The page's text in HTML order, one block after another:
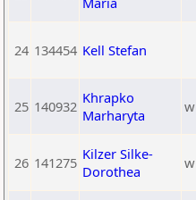
24 134454 Kell Stefan
25 140932 Khrapko
Marharyta
w
26 141275 Kilzer Silke-
Dorothea
w